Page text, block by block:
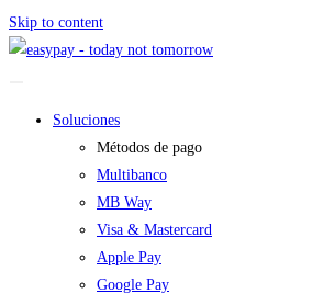
Skip to content
Soluciones
Métodos de pago
Multibanco
MB Way
Visa & Mastercard
Apple Pay
Google Pay